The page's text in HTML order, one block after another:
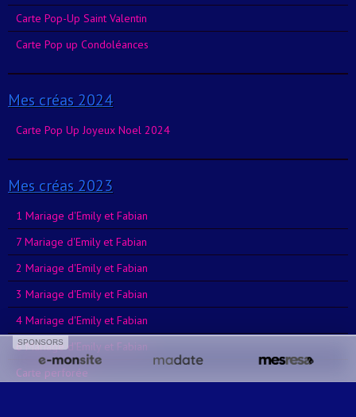
Carte Pop-Up Saint Valentin
Carte Pop up Condoléances
Mes créas 2024
Carte Pop Up Joyeux Noel 2024
Mes créas 2023
1 Mariage d'Emily et Fabian
7 Mariage d'Emily et Fabian
2 Mariage d'Emily et Fabian
3 Mariage d'Emily et Fabian
4 Mariage d'Emily et Fabian
6 Mariage d'Emily et Fabian
Carte perforée
SPONSORS